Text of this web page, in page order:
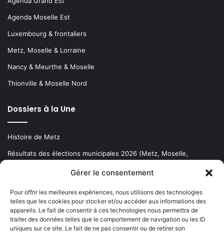
Gérer le consentement
Pour offrir les meilleures expériences, nous utilisons des technologies
telles que les cookies pour stocker et/ou accéder aux informations des
appareils. Le fait de consentir à ces technologies nous permettra de
traiter des données telles que le comportement de navigation ou les ID
uniques sur ce site. Le fait de ne pas consentir ou de retirer son
Agenda Moselle Est
Luxembourg & frontaliers
Metz, Moselle & Lorraine
Nancy & Meurthe & Moselle
Thionville & Moselle Nord
Dossiers à la Une
Histoire de Metz
Résultats des élections municipales 2026 (Metz, Moselle,
Newsletter gratuite